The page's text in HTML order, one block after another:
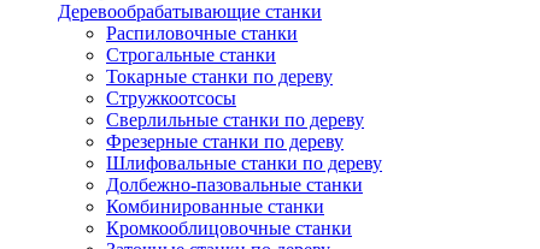
Деревообрабатывающие станки
Распиловочные станки
Строгальные станки
Токарные станки по дереву
Стружкоотсосы
Сверлильные станки по дереву
Фрезерные станки по дереву
Шлифовальные станки по дереву
Долбежно-пазовальные станки
Комбинированные станки
Кромкооблицовочные станки